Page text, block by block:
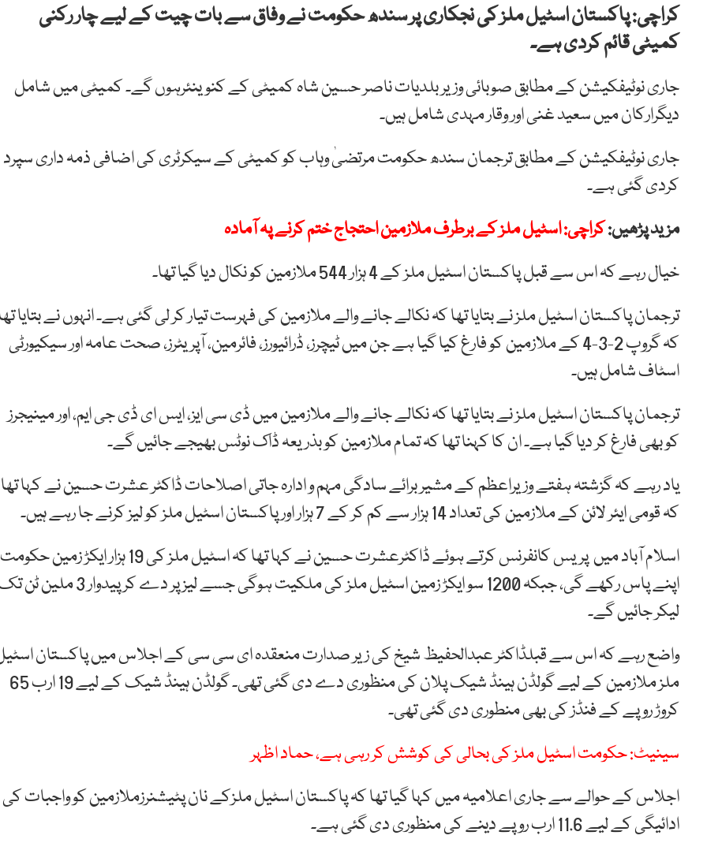
کراچی: پاکستان اسٹیل ملز کی نجکاری پر سندھ حکومت نے وفاق سے بات چیت کے لیے چار رکنی
کمیٹی قائم کردی ہے۔
جاری نوٹیفکیشن کے مطابق صوبائی وزیر بلدیات ناصر حسین شاہ کمیٹی کے کنوینئرہوں گے۔ کمیٹی میں شامل
دیگرارکان میں سعید غنی اور وقار مہدی شامل ہیں۔
جاری نوٹیفکیشن کے مطابق ترجمان سندھ حکومت مرتضیٰ وہاب کو کمیٹی کے سیکرٹری کی اضافی ذمہ داری سپرد
کردی گئی ہے۔
مزید پڑھیں:کراچی: اسٹیل ملز کے برطرف ملازمین احتجاج ختم کرنے پہ آمادہ
خیال رہے کہ اس سے قبل پاکستان اسٹیل ملز کے 4 ہزار 544 ملازمین کو نکال دیا گیا تھا۔
ترجمان پاکستان اسٹیل ملز نے بتایا تھا کہ نکالے جانے والے ملازمین کی فہرست تیار کر لی گئی ہے۔ انہوں نے بتایا
کہ گروپ 2-3-4 کے ملازمین کو فارغ کیا گیا ہے جن میں ٹیچرز، ڈرائیورز، فائرمین، آپریٹرز، صحت عامہ اور سیکیورٹی
اسٹاف شامل ہیں۔
ترجمان پاکستان اسٹیل ملز نے بتایا تھا کہ نکالے جانے والے ملازمین میں ڈی سی ایز، ایس ای ڈی جی ایم، اور مینیجرز
کو بھی فارغ کر دیا گیا ہے۔ ان کا کہنا تھا کہ تمام ملازمین کو بذریعہ ڈاک نوٹس بھیجے جائیں گے۔
یاد رہے کہ گزشتہ ہفتے وزیراعظم کے مشیر برائے سادگی مہم و ادارہ جاتی اصلاحات ڈاکٹر عشرت حسین نے کہا تھا
کہ قومی ایئر لائن کے ملازمین کی تعداد 14 ہزار سے کم کر کے 7 ہزار اور پاکستان اسٹیل ملز کو لیز کرنے جا رہے ہیں۔
اسلام آباد میں پریس کانفرنس کرتے ہوئے ڈاکٹرعشرت حسین نے کہا تھا کہ اسٹیل ملز کی 19 ہزار ایکڑ زمین حکومت
اپنے پاس ‏رکھے گی، جبکہ 1200 سو ایکڑ زمین اسٹیل ملز کی ملکیت ہوگی جسے لیز پر دے کر پیدوار ‏‏3
لیکر جائیں گے۔
واضع رہے کہ اس سے قبلڈاکٹر عبدالحفیظ شیخ کی زیر صدارت منعقدہ ای سی سی کے اجلاس میں پاکستان
ملز ملازمین کے لیے گولڈن ہینڈ شیک پلان کی منظوری دے دی گئی تھی۔ گولڈن ہینڈ شیک کے لیے 19 ارب 65
کروڑ روپے کے فنڈز کی بھی منطوری دی گئی تھی۔
سینیٹ: حکومت اسٹیل ملز کی بحالی کی کوشش کر رہی ہے، حماد اظہر
اجلاس کے حوالے سے جاری اعلامیہ میں کہا گیا تھا کہ پاکستان اسٹیل ملزکے نان پٹیشنرزملازمین کو واجبات کی
ادائیگی کے لیے 11.6 ارب روپے دینے کی منظوری دی گئی ہے۔